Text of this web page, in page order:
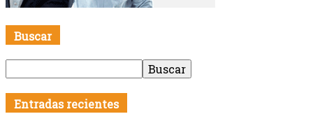
Buscar
Entradas recientes